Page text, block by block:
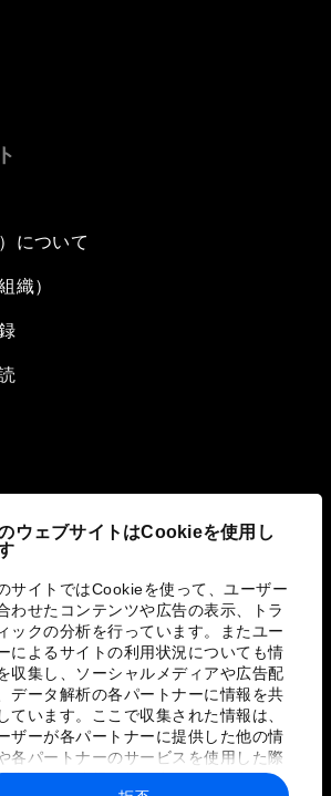
ウェブサイトはCookieを使用し
サイトではCookieを使って、ユーザー
わせたコンテンツや広告の表示、トラ
ックの分析を行っています。またユー
によるサイトの利用状況についても情
収集し、ソーシャルメディアや広告配
データ解析の各パートナーに情報を共
ています。ここで収集された情報は、
ザーが各パートナーに提供した他の情
各パートナーのサービスを使用した際
集された情報と組み合わされ、各パー
について
織）
の取り組み